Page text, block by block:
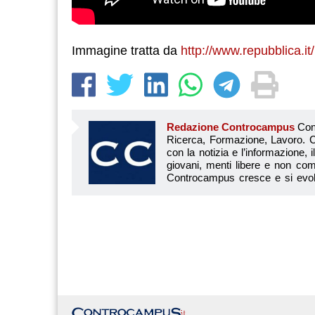
Immagine tratta da http://www.repubblica.it/
Redazione Controcampus Controcampus è Il magazine più letto dai giovani su: Scuola, Università, Ricerca, Formazione, Lavoro. Controcampus nasce nell’ottobre 2001 con la missione di affiancare con la notizia e l’informazione, il mondo dell’istruzione e dell’università. Il suo cuore pulsante sono i giovani, menti libere e non compromesse da nessun interesse di parte. Il progetto è ambizioso e Controcampus cresce e si evolve arricchendo il proprio staff con nuovi giovani vogliosi di